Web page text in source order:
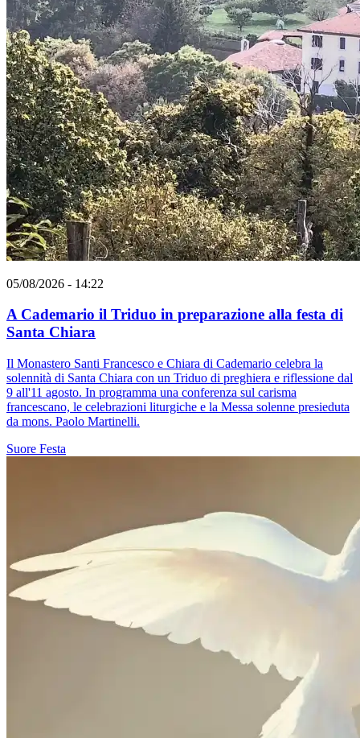
05/08/2026 - 14:22
A Cademario il Triduo in preparazione alla festa di
Santa Chiara
Il Monastero Santi Francesco e Chiara di Cademario celebra la
solennità di Santa Chiara con un Triduo di preghiera e riflessione dal
9 all'11 agosto. In programma una conferenza sul carisma
francescano, le celebrazioni liturgiche e la Messa solenne presieduta
da mons. Paolo Martinelli.
Suore Festa